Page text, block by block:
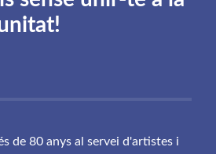
de 80 anys al servei d'artistes i